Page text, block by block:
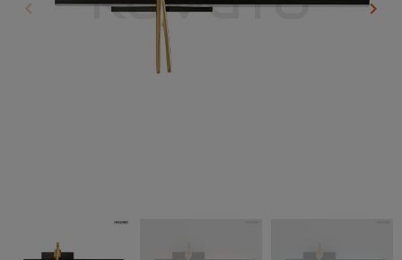
Poprzedni
keyboard_arrow_left keyboard_arrow_right